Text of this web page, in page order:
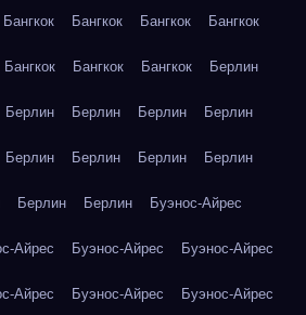
Бангкок Бангкок Бангкок Бангкок
Бангкок Бангкок Бангкок Берлин
Берлин Берлин Берлин Берлин
Берлин Берлин Берлин Берлин
Берлин Берлин Буэнос-Айрес
Айрес Буэнос-Айрес Буэнос-Айрес
Айрес Буэнос-Айрес Буэнос-Айрес